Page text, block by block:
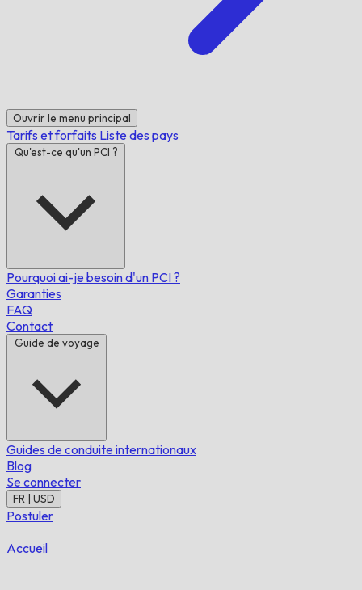
Ouvrir le menu principal
Tarifs et forfaits Liste des pays
Qu'est-ce qu'un PCI ?
Pourquoi ai-je besoin d'un PCI ?
Garanties
FAQ
Contact
Guide de voyage
Guides de conduite internationaux
Blog
Se connecter
FR | USD
Postuler
Accueil